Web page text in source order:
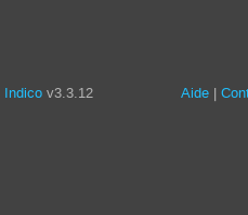
Indico v3.3.12 Aide